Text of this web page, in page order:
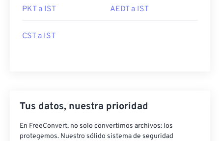
PKT a IST AEDT a IST
CST a IST
Tus datos, nuestra prioridad
En FreeConvert, no solo convertimos archivos: los
protegemos. Nuestro sólido sistema de seguridad